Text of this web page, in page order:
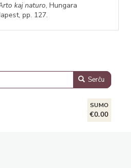
kaj naturo, Hungara
pp. 127.
Serĉu
SUMO
€0.00